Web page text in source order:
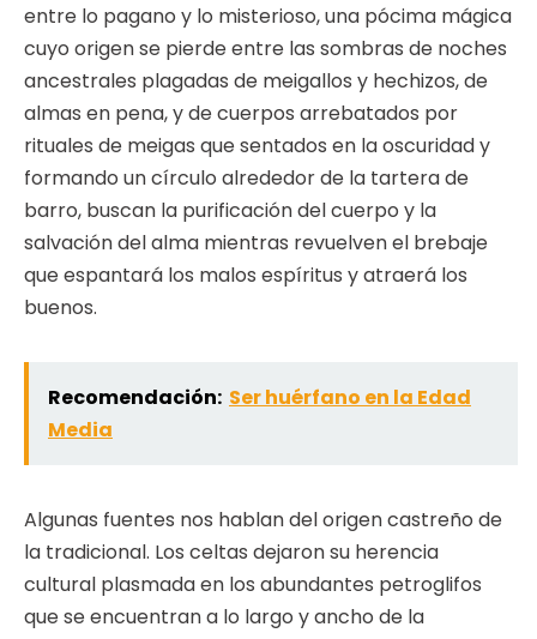
entre lo pagano y lo misterioso, una pócima mágica
cuyo origen se pierde entre las sombras de noches
ancestrales plagadas de meigallos y hechizos, de
almas en pena, y de cuerpos arrebatados por
rituales de meigas que sentados en la oscuridad y
formando un círculo alrededor de la tartera de
barro, buscan la purificación del cuerpo y la
salvación del alma mientras revuelven el brebaje
que espantará los malos espíritus y atraerá los
buenos.
Recomendación: Ser huérfano en la Edad
Media
Algunas fuentes nos hablan del origen castreño de
la tradicional. Los celtas dejaron su herencia
cultural plasmada en los abundantes petroglifos
que se encuentran a lo largo y ancho de la